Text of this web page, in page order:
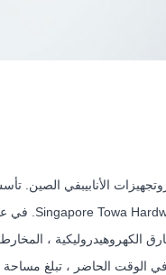
وتجهيزات الأنابيب